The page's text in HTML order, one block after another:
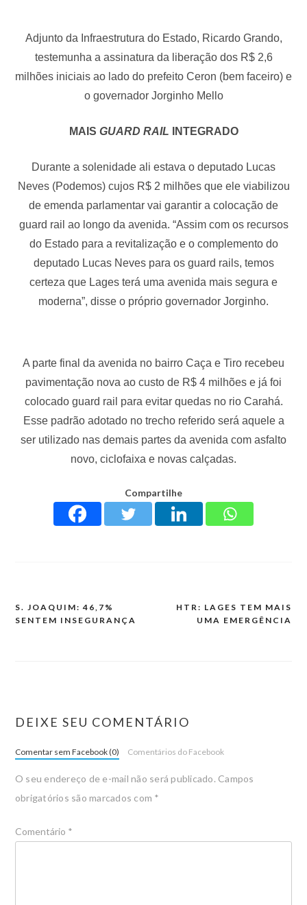
Adjunto da Infraestrutura do Estado, Ricardo Grando,
testemunha a assinatura da liberação dos R$ 2,6
milhões iniciais ao lado do prefeito Ceron (bem faceiro) e
o governador Jorginho Mello
MAIS GUARD RAIL INTEGRADO
Durante a solenidade ali estava o deputado Lucas
Neves (Podemos) cujos R$ 2 milhões que ele viabilizou
de emenda parlamentar vai garantir a colocação de
guard rail ao longo da avenida. “Assim com os recursos
do Estado para a revitalização e o complemento do
deputado Lucas Neves para os guard rails, temos
certeza que Lages terá uma avenida mais segura e
moderna”, disse o próprio governador Jorginho.
A parte final da avenida no bairro Caça e Tiro recebeu
pavimentação nova ao custo de R$ 4 milhões e já foi
colocado guard rail para evitar quedas no rio Carahá.
Esse padrão adotado no trecho referido será aquele a
ser utilizado nas demais partes da avenida com asfalto
novo, ciclofaixa e novas calçadas.
Compartilhe
S. JOAQUIM: 46,7%
SENTEM INSEGURANÇA
HTR: LAGES TEM MAIS
UMA EMERGÊNCIA
DEIXE SEU COMENTÁRIO
Comentar sem Facebook (0) Comentários do Facebook
O seu endereço de e-mail não será publicado. Campos
obrigatórios são marcados com *
Comentário *